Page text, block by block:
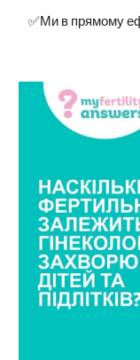
✅Ми в прямому